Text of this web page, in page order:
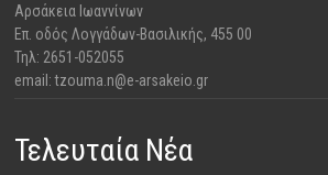
Αρσάκεια Ιωαννίνων
Επ. οδός Λογγάδων-Βασιλικής, 455 00
Τηλ: 2651-052055
email: tzouma.n@e-arsakeio.gr
Τελευταία Νέα